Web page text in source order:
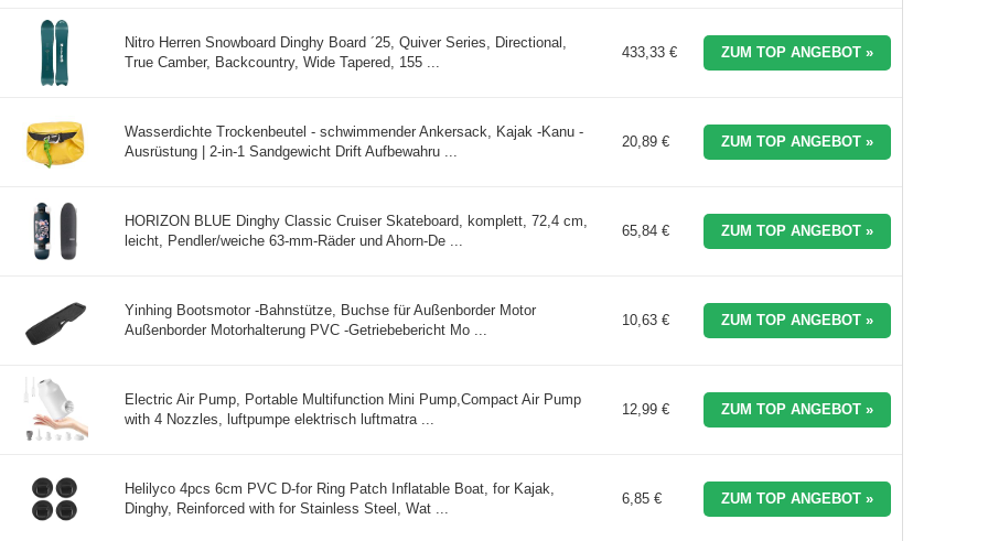
Nitro Herren Snowboard Dinghy Board ´25, Quiver Series, Directional,
True Camber, Backcountry, Wide Tapered, 155 ...
433,33 € ZUM TOP ANGEBOT »
Wasserdichte Trockenbeutel - schwimmender Ankersack, Kajak -Kanu -
Ausrüstung | 2-in-1 Sandgewicht Drift Aufbewahru ...
20,89 € ZUM TOP ANGEBOT »
HORIZON BLUE Dinghy Classic Cruiser Skateboard, komplett, 72,4 cm,
leicht, Pendler/weiche 63-mm-Räder und Ahorn-De ...
65,84 € ZUM TOP ANGEBOT »
Yinhing Bootsmotor -Bahnstütze, Buchse für Außenborder Motor
Außenborder Motorhalterung PVC -Getriebebericht Mo ...
10,63 € ZUM TOP ANGEBOT »
Electric Air Pump, Portable Multifunction Mini Pump,Compact Air Pump
with 4 Nozzles, luftpumpe elektrisch luftmatra ...
12,99 € ZUM TOP ANGEBOT »
Helilyco 4pcs 6cm PVC D-for Ring Patch Inflatable Boat, for Kajak,
Dinghy, Reinforced with for Stainless Steel, Wat ...
6,85 € ZUM TOP ANGEBOT »